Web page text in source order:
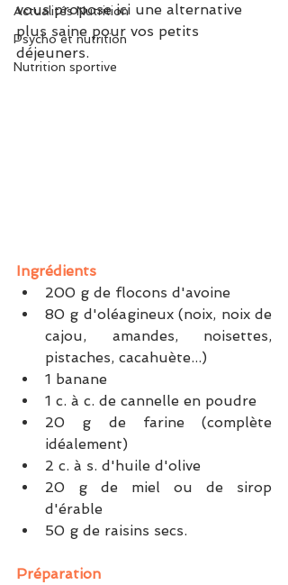
Actualités Nutrition
Psycho et nutrition
Nutrition sportive
vous propose ici une alternative
plus saine pour vos petits
déjeuners.
Ingrédients
200 g de flocons d'avoine
80 g d'oléagineux (noix, noix de
cajou, amandes, noisettes,
pistaches, cacahuète...)
1 banane
1 c. à c. de cannelle en poudre
20 g de farine (complète
idéalement)
2 c. à s. d'huile d'olive
20 g de miel ou de sirop
d'érable
50 g de raisins secs.
Préparation